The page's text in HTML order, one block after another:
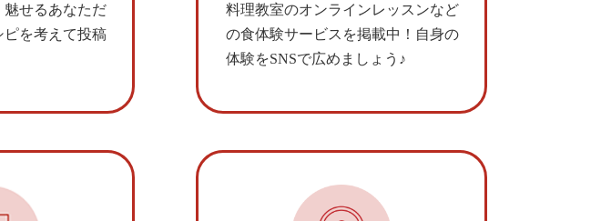
せるあなただ
ピを考えて投稿
料理教室のオンラインレッスンなど
の食体験サービスを掲載中！自身の
体験をSNSで広めましょう♪